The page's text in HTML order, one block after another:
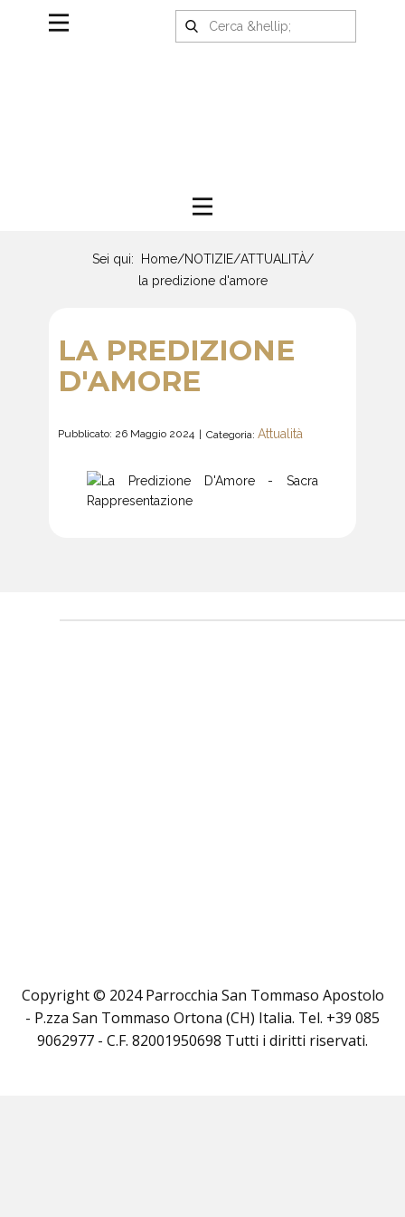
Sei qui: Home/NOTIZIE/ATTUALITÀ/
la predizione d'amore
LA PREDIZIONE
D'AMORE
Pubblicato: 26 Maggio 2024 Categoria: Attualità
Copyright © 2024 Parrocchia San Tommaso Apostolo
- P.zza San Tommaso Ortona (CH) Italia. Tel. +39 085
9062977 - C.F. 82001950698 Tutti i diritti riservati.